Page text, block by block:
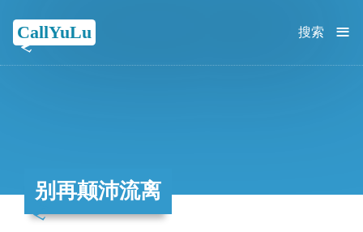
CallYuLu ≡
搜索
别再颠沛流离